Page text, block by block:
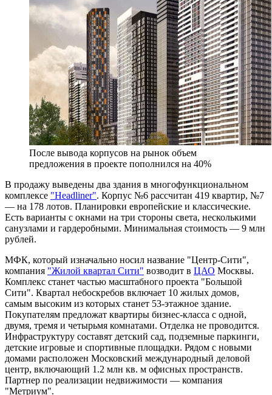
После вывода корпусов на рынок объем
предложения в проекте пополнился на 40%
В продажу выведены два здания в многофункциональном
комплексе "Headliner". Корпус №6 рассчитан 419 квартир, №7
— на 178 лотов. Планировки европейские и классические.
Есть варианты с окнами на три стороны света, несколькими
санузлами и гардеробными. Минимальная стоимость — 9 млн
рублей.
МФК, который изначально носил название "Центр-Сити",
компания "Жилой квартал Сити" возводит в ЦАО Москвы.
Комплекс станет частью масштабного проекта "Большой
Сити". Квартал небоскребов включает 10 жилых домов,
самым высоким из которых станет 53-этажное здание.
Покупателям предложат квартиры бизнес-класса с одной,
двумя, тремя и четырьмя комнатами. Отделка не проводится.
Инфраструктуру составят детский сад, подземные паркинги,
детские игровые и спортивные площадки. Рядом с новыми
домами расположен Московский международный деловой
центр, включающий 1.2 млн кв. м офисных пространств.
Партнер по реализации недвижимости — компания
"Метриум".